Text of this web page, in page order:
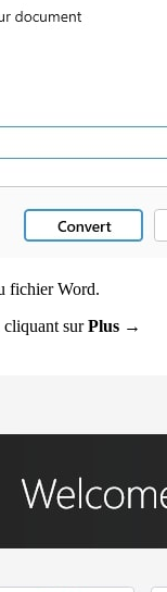
fichier Word.
cliquant surPlus →